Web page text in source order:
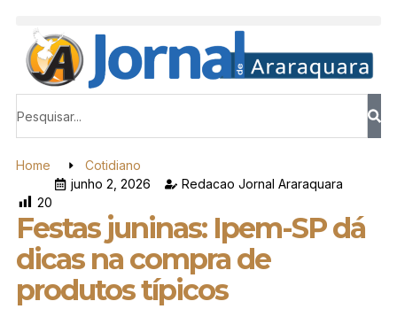
Home
Cotidiano
junho 2, 2026
Redacao Jornal Araraquara
20
Festas juninas: Ipem-SP dá
dicas na compra de
produtos típicos